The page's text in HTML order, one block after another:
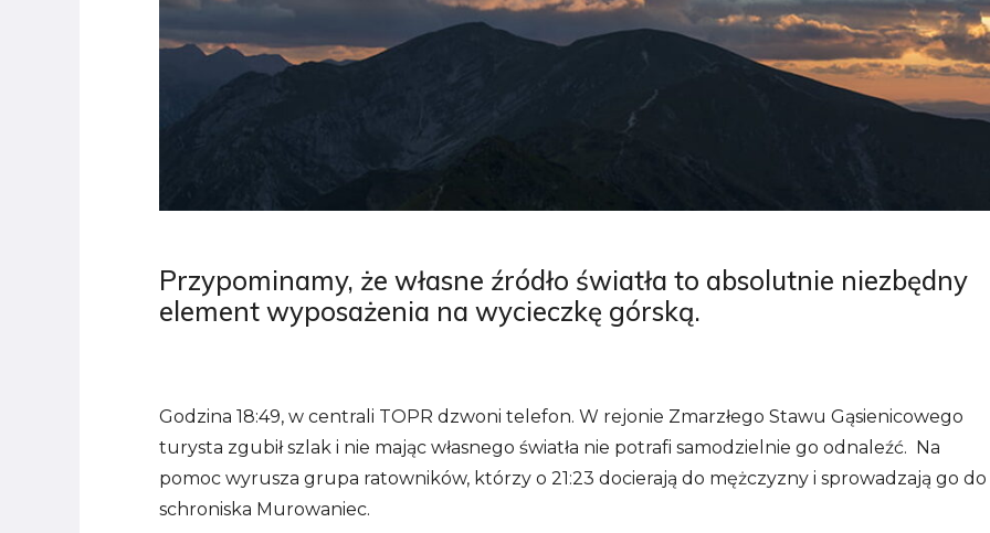
Przypominamy, że własne źródło światła to absolutnie niezbędny
element wyposażenia na wycieczkę górską.
Godzina 18:49, w centrali TOPR dzwoni telefon. W rejonie Zmarzłego Stawu Gąsienicowego
turysta zgubił szlak i nie mając własnego światła nie potrafi samodzielnie go odnaleźć. Na
pomoc wyrusza grupa ratowników, którzy o 21:23 docierają do mężczyzny i sprowadzają go do
schroniska Murowaniec.